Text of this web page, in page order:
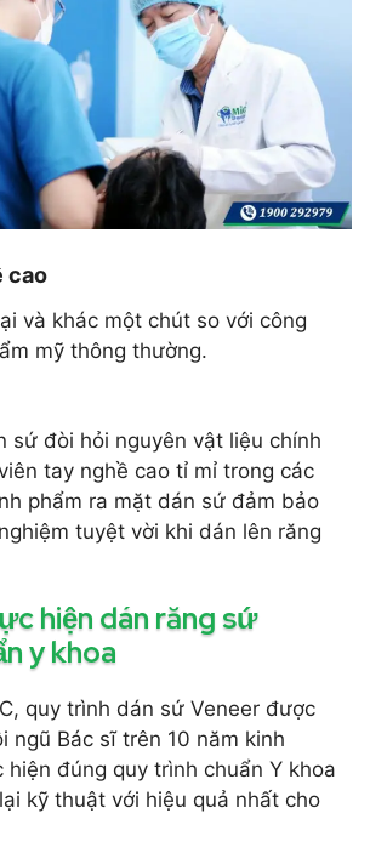
cao
và khác một chút so với công
mỹ thông thường.
sứ đòi hỏi nguyên vật liệu chính
tay nghề cao tỉ mỉ trong các
phẩm ra mặt dán sứ đảm bảo
tuyệt vời khi dán lên răng
hiện dán răng sứ
y khoa
quy trình dán sứ Veneer được
ngũ Bác sĩ trên 10 năm kinh
hiện đúng quy trình chuẩn Y khoa
kỹ thuật với hiệu quả nhất cho